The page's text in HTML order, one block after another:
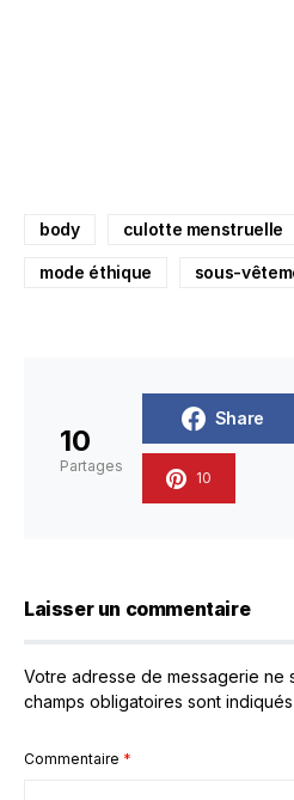
body culotte menstruelle
mode éthique sous-
10
Partages
Share
10
Laisser un commentaire
Votre adresse de messagerie ne
champs obligatoires sont
Commentaire *